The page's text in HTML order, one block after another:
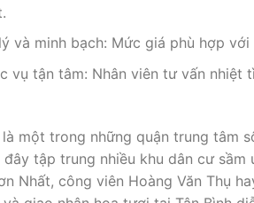
và minh bạch: Mức giá phù hợp
vụ tận tâm: Nhân viên tư vấn nhiệt
là một trong những quận trung tâm
tập trung nhiều khu dân cư
Nhất, công viên Hoàng Văn Thụ